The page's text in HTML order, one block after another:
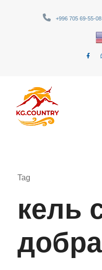
+996 705 69-55-08
Tag
кель